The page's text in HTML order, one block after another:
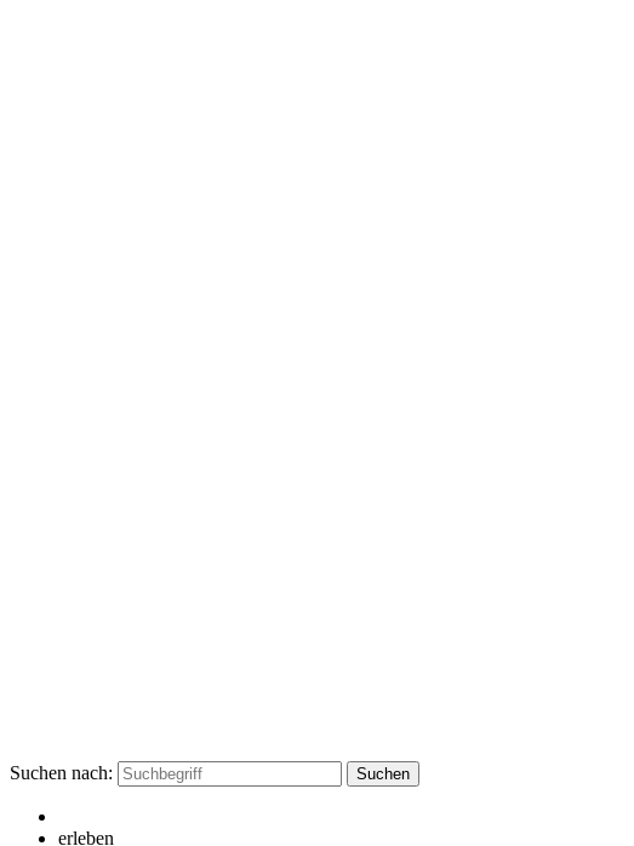
Suchen nach:
erleben